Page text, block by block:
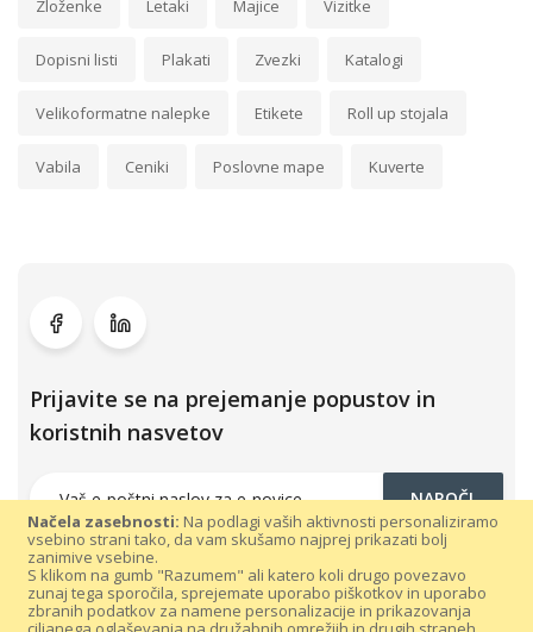
Načela zasebnosti: Na podlagi vaših aktivnosti personaliziramo
vsebino strani tako, da vam skušamo najprej prikazati bolj
zanimive vsebine.
S klikom na gumb "Razumem" ali katero koli drugo povezavo
zunaj tega sporočila, sprejemate uporabo piškotkov in uporabo
zbranih podatkov za namene personalizacije in prikazovanja
Zloženke Letaki Majice Vizitke
Dopisni listi Plakati Zvezki Katalogi
Velikoformatne nalepke Etikete Roll up stojala
Vabila Ceniki Poslovne mape Kuverte
Prijavite se na prejemanje popustov in
koristnih nasvetov
NAROČI